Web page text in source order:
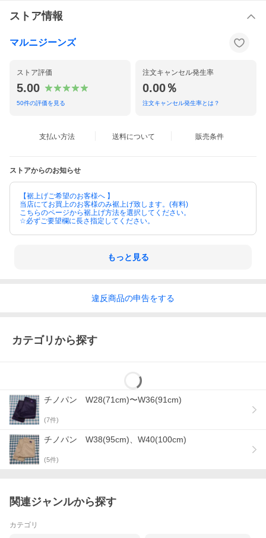
ストア情報
マルニジーンズ
ストア評価
5.00
50件の評価を見る
注文キャンセル発生率
0.00％
注文キャンセル発生率とは？
支払い方法 送料について 販売条件
ストアからのお知らせ
【裾上げご希望のお客様へ 】
当店にてお買上のお客様のみ裾上げ致します。(有料)
こちらのページから裾上げ方法を選択してください。
☆必ずご要望欄に長さ指定してください。
もっと見る
違反商品の申告をする
カテゴリから探す
チノパン W28(71cm)〜W36(91cm)
(7件)
チノパン W38(95cm)、W40(100cm)
(5件)
関連ジャンルから探す
カテゴリ